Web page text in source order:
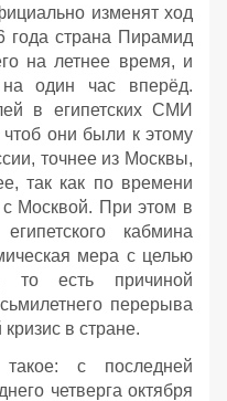
изменят ход
страна Пирамид
на летнее время, и
на один час вперёд.
в египетских СМИ
они были к этому
точнее из Москвы,
так как по времени
с Москвой. При этом в
кабмина
мера с целью
то есть причиной
перерыва
в стране.
с последней
четверга октября